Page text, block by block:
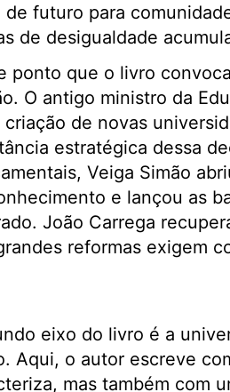
de futuro para
de desigualdade
ponto que o livro
O antigo ministro da
de novas
estratégica dessa
Veiga Simão
e lançou as
João Carrega
reformas exigem
eixo do livro é a
Aqui, o autor escreve
mas também com